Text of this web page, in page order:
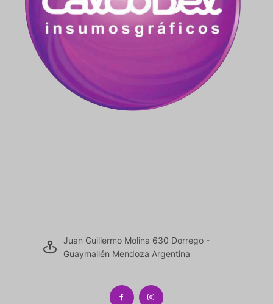
Juan Guillermo Molina 630 Dorrego -
Guaymallén Mendoza Argentina